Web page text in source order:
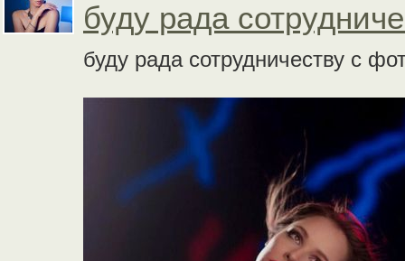
буду рада
буду рада сотрудничеству с